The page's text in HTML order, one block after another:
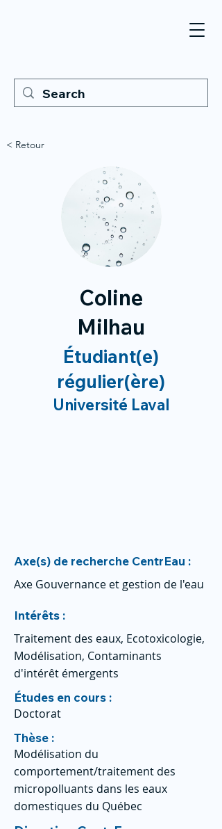
< Retour
Coline
Milhau
Étudiant(e)
régulier(ère)
Université Laval
Axe(s) de recherche CentrEau :
Axe Gouvernance et gestion de l'eau
Intérêts :
Traitement des eaux, Ecotoxicologie,
Modélisation, Contaminants
d'intérêt émergents
Études en cours :
Doctorat
Thèse :
Modélisation du
comportement/traitement des
micropolluants dans les eaux
domestiques du Québec